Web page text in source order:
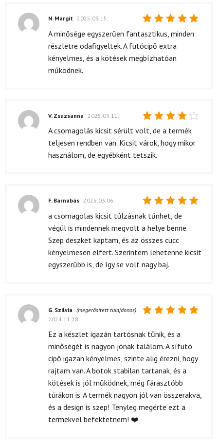
Értékelés:
/ 5
N. Margit 2025.09.15.
A minősége egyszerűen fantasztikus, minden
részletre odafigyeltek. A futócipő extra
kényelmes, és a kötések megbízhatóan
működnek.
Értékelés:
/ 5
V. Zsuzsanna 2025.09.11.
A csomagolás kicsit sérült volt, de a termék
teljesen rendben van. Kicsit várok, hogy mikor
használom, de egyébként tetszik.
Értékelés:
/ 5
F. Barnabás 2025.03.06.
a csomagolas kicsit túlzásnak tűnhet, de
végül is mindennek megvolt a helye benne.
Szep deszket kaptam, és az összes cucc
kényelmesen elfert. Szerintem lehetenne kicsit
egyszerűbb is, de így se volt nagy baj.
5/ 5
G. Szilvia (megerősített tulajdonos)
2024.11.28.
Ez a készlet igazán tartósnak tűnik, és a
minőségét is nagyon jónak találom. A sífutó
cipő igazan kényelmes, szinte alig érezni, hogy
rajtam van. A botok stabilan tartanak, és a
kötések is jól működnek, még fárasztóbb
túrákon is. A termék nagyon jól van összerakva,
és a design is szep! Tenyleg megérte ezt a
termekvel befektetnem! ❤️